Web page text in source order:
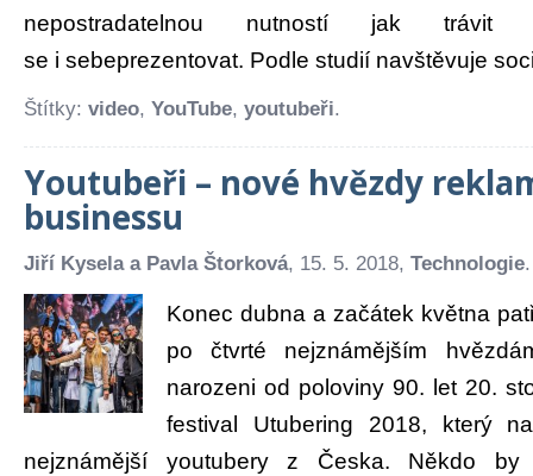
nepostradatelnou nutností jak
se i sebeprezentovat. Podle studií navštěvuje
Štítky: video, YouTube, youtubeři.
Youtubeři – nové hvězdy
businessu
Jiří Kysela a Pavla Štorková, 15. 5. 2018, Technologie
Konec dubna a začátek května
po čtvrté nejznámějším
narozeni od poloviny 90. let 20.
festival Utubering 2018, který
nejznámější youtubery z Česka. Někdo